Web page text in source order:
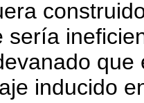
sería
inducido